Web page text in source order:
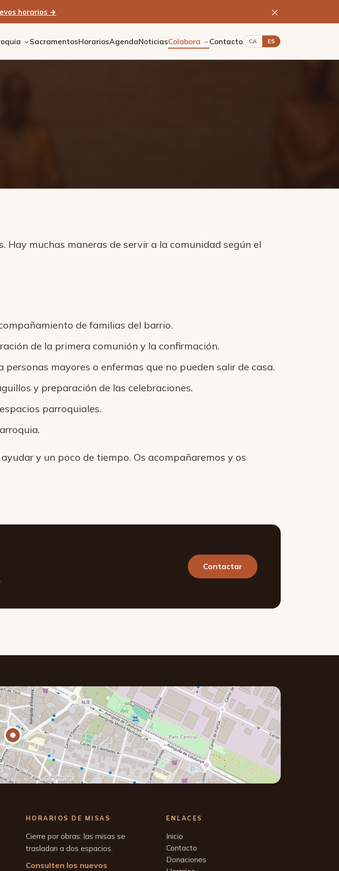
horarios → ×
SacramentosHorariosAgendaNoticiasColabora Contacto CA ES
Hay muchas maneras de servir a la comunidad según el
de familias del barrio.
de la primera comunión y la confirmación.
mayores o enfermas que no pueden salir de casa.
y preparación de las celebraciones.
parroquiales.
y un poco de tiempo. Os acompañaremos y os
Contactar
HORARIOS DE MISAS
Cierre por obras: las misas se
trasladan a dos espacios.
Consulten los nuevos
ENLACES
Inicio
Contacto
Donaciones